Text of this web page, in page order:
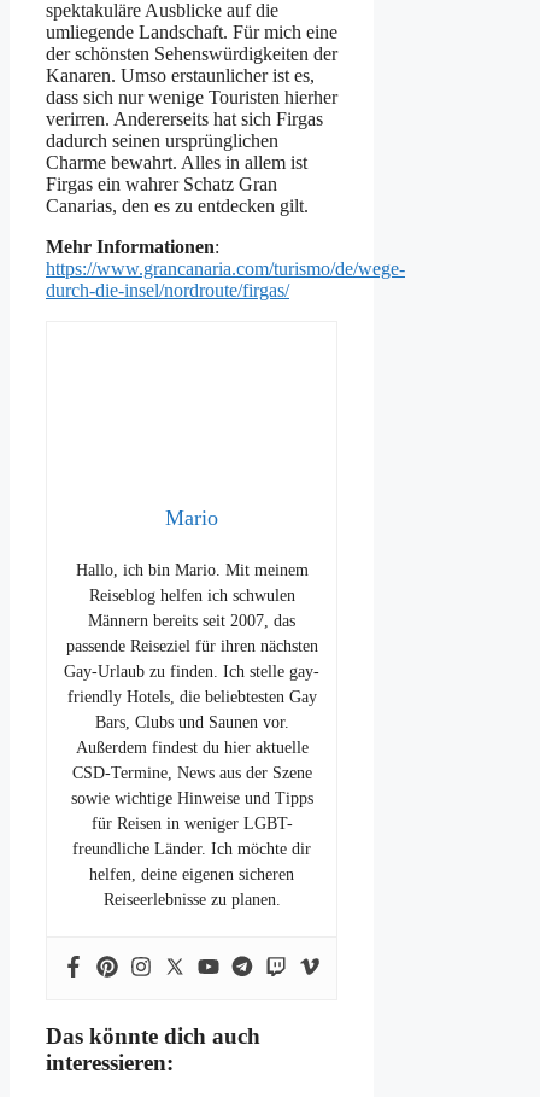
spektakuläre Ausblicke auf die
umliegende Landschaft. Für mich eine
der schönsten Sehenswürdigkeiten der
Kanaren. Umso erstaunlicher ist es,
dass sich nur wenige Touristen hierher
verirren. Andererseits hat sich Firgas
dadurch seinen ursprünglichen
Charme bewahrt. Alles in allem ist
Firgas ein wahrer Schatz Gran
Canarias, den es zu entdecken gilt.
Mehr Informationen:
https://www.grancanaria.com/turismo/de/wege-
durch-die-insel/nordroute/firgas/
Mario
Hallo, ich bin Mario. Mit meinem
Reiseblog helfen ich schwulen
Männern bereits seit 2007, das
passende Reiseziel für ihren nächsten
Gay-Urlaub zu finden. Ich stelle gay-
friendly Hotels, die beliebtesten Gay
Bars, Clubs und Saunen vor.
Außerdem findest du hier aktuelle
CSD-Termine, News aus der Szene
sowie wichtige Hinweise und Tipps
für Reisen in weniger LGBT-
freundliche Länder. Ich möchte dir
helfen, deine eigenen sicheren
Reiseerlebnisse zu planen.
Das könnte dich auch
interessieren: